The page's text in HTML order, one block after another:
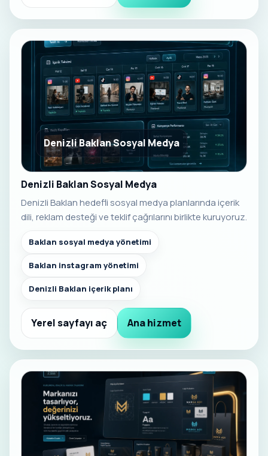
Denizli Baklan Sosyal Medya
Denizli Baklan Sosyal Medya
Denizli Baklan hedefli sosyal medya planlarında içerik
dili, reklam desteği ve teklif çağrılarını birlikte kuruyoruz.
Baklan sosyal medya yönetimi
Baklan instagram yönetimi
Denizli Baklan içerik planı
Yerel sayfayı aç Ana hizmet